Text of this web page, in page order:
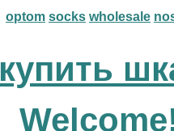
optom socks wholesale
купить